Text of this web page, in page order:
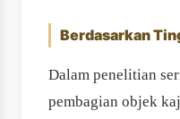
Berdasarkan
Dalam penelitian
pembagian objek